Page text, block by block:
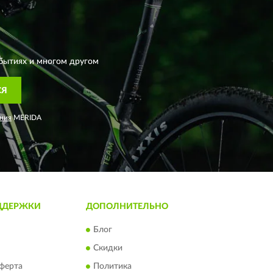
и многом другом
MERIDA
ДОПОЛНИТЕЛЬНО
Блог
Скидки
Политика